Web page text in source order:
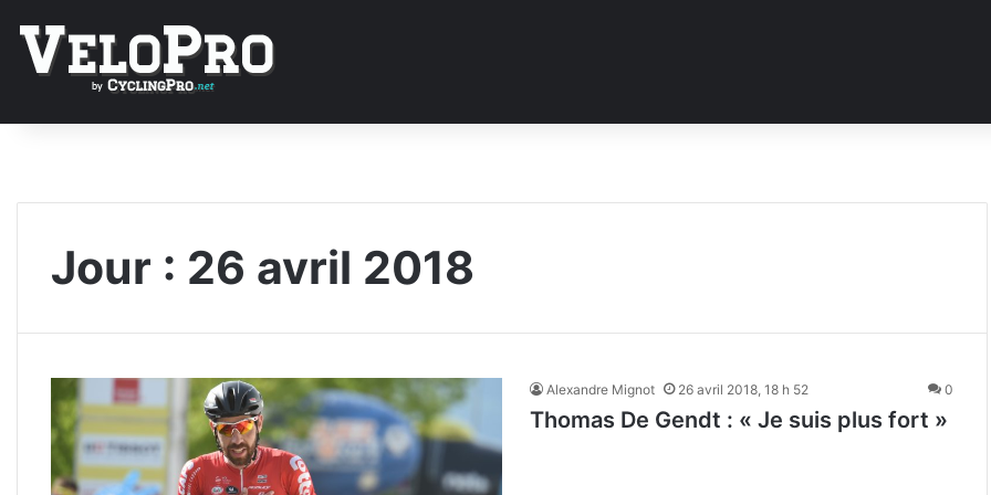
Jour : 26 avril 2018
Alexandre Mignot 26 avril 2018, 18 h 52 0
Thomas De Gendt : « Je suis plus fort »